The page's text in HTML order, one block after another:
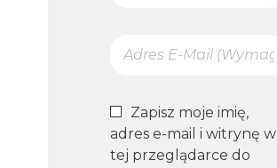
Zapisz moje imię,
adres e-mail i witrynę w
tej przeglądarce do